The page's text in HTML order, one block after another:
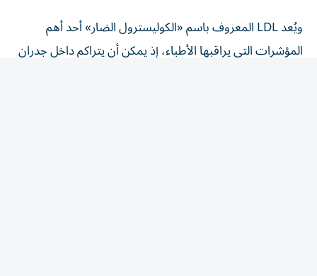
ويُعد LDL المعروف باسم «الكوليسترول الضار» أحد أهم
المؤشرات التي يراقبها الأطباء، إذ يمكن أن يتراكم داخل جدران
الشرايين عندما ترتفع مستوياته لفترات طويلة، بحسب موقع